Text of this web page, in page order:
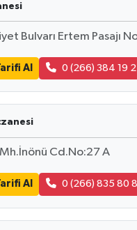
Bulvarı Ertem Pasajı
Al 0 (266) 384 19
Cd.No:27 A
Al 0 (266) 835 80